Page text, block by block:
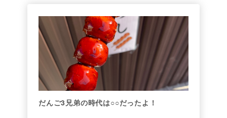
だんご3兄弟の時代は○○だったよ！